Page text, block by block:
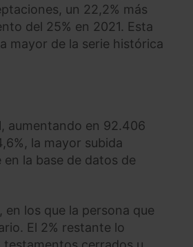
un 22,2% más
del 25% en 2021. Esta
mayor de la serie histórica
aumentando en 92.406
la mayor subida
la base de datos de
, en los que la persona que
El 2% restante lo